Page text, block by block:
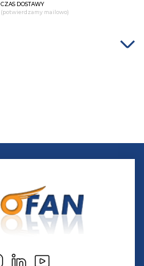
CZAS DOSTAWY
(potwierdzamy mailowo)